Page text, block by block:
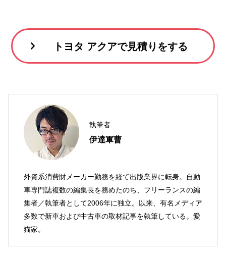
トヨタ アクアで見積りをする
執筆者
伊達軍曹
外資系消費財メーカー勤務を経て出版業界に転身。自動
車専門誌複数の編集長を務めたのち、フリーランスの編
集者／執筆者として2006年に独立。以来、有名メディア
多数で新車および中古車の取材記事を執筆している。愛
猫家。